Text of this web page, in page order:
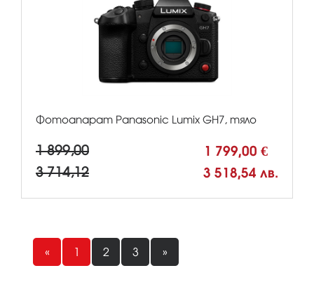
Фотоапарат Panasonic Lumix GH7, тяло
1 899,00 1 799,00 €
3 714,12 3 518,54 лв.
« 1 2 3 »